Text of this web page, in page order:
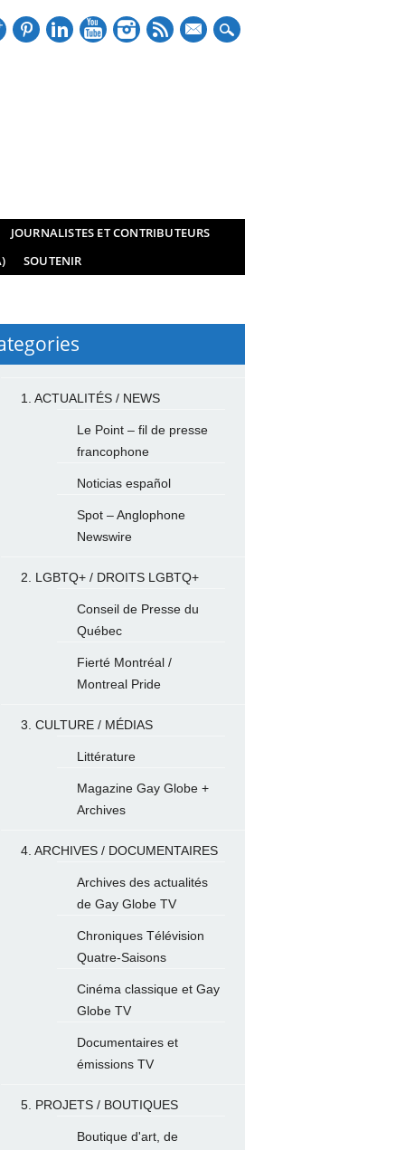
mail
JOURNALISTES ET CONTRIBUTEURS
SOUTENIR
1. ACTUALITÉS / NEWS
Le Point – fil de presse
francophone
Noticias español
Spot – Anglophone
Newswire
2. LGBTQ+ / DROITS LGBTQ+
Conseil de Presse du
Québec
Fierté Montréal /
Montreal Pride
3. CULTURE / MÉDIAS
Littérature
Magazine Gay Globe +
Archives
4. ARCHIVES / DOCUMENTAIRES
Archives des actualités
de Gay Globe TV
Chroniques Télévision
Quatre-Saisons
Cinéma classique et Gay
Globe TV
Documentaires et
émissions TV
5. PROJETS / BOUTIQUES
Boutique d'art, de